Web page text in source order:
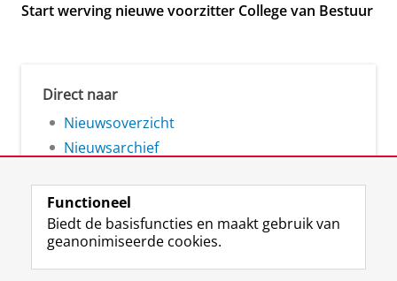
Start werving nieuwe voorzitter College van Bestuur
Direct naar
Nieuwsoverzicht
Nieuwsarchief
Volg de RUG
F
L
R I
Y
Functioneel
Biedt de basisfuncties en maakt gebruik van
geanonimiseerde cookies.